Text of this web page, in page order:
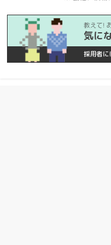
教えて!
気に
採用者